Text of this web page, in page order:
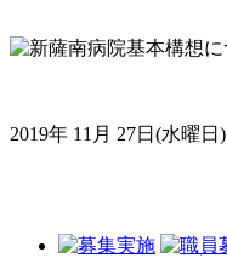
2019年 11月 27日(水曜日)